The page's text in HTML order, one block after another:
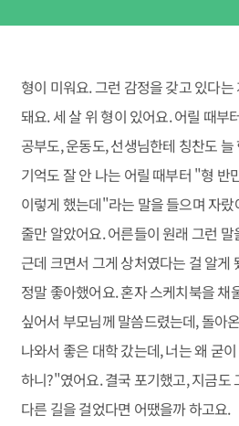
형이 미워요. 그런 감정을 갖고 있다
돼요. 세 살 위 형이 있어요. 어릴 때부
공부도, 운동도, 선생님한테 칭찬도
기억도 잘 안 나는 어릴 때부터 "형 반
이렇게 했는데"라는 말을 들으며 자랐
줄만 알았어요. 어른들이 원래 그런
근데 크면서 그게 상처였다는 걸 알게
정말 좋아했어요. 혼자 스케치북을 채
싶어서 부모님께 말씀드렸는데, 돌아
나와서 좋은 대학 갔는데, 너는 왜 굳
하니?"였어요. 결국 포기했고, 지금도
다른 길을 걸었다면 어땠을까 하고요.